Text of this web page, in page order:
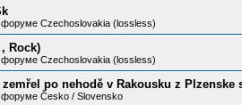
форуме Czechoslovakia (lossless)
Rock)
Czechoslovakia (lossless)
po nehodě v Rakousku z Plzenske
Česko / Slovensko